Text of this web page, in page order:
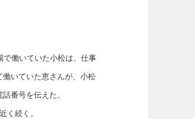
働いていた小松は、仕事
いていた恵さんが、小松
番号を伝えた。
く続く。